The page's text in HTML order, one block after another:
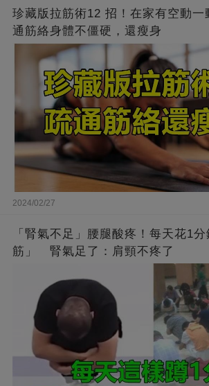
珍藏版拉筋術12 招！在家有空動一
通筋絡身體不僵硬，還瘦身
2024/02/27
「腎氣不足」腰腿酸疼！每天花1
筋」 腎氣足了：肩頸不疼了